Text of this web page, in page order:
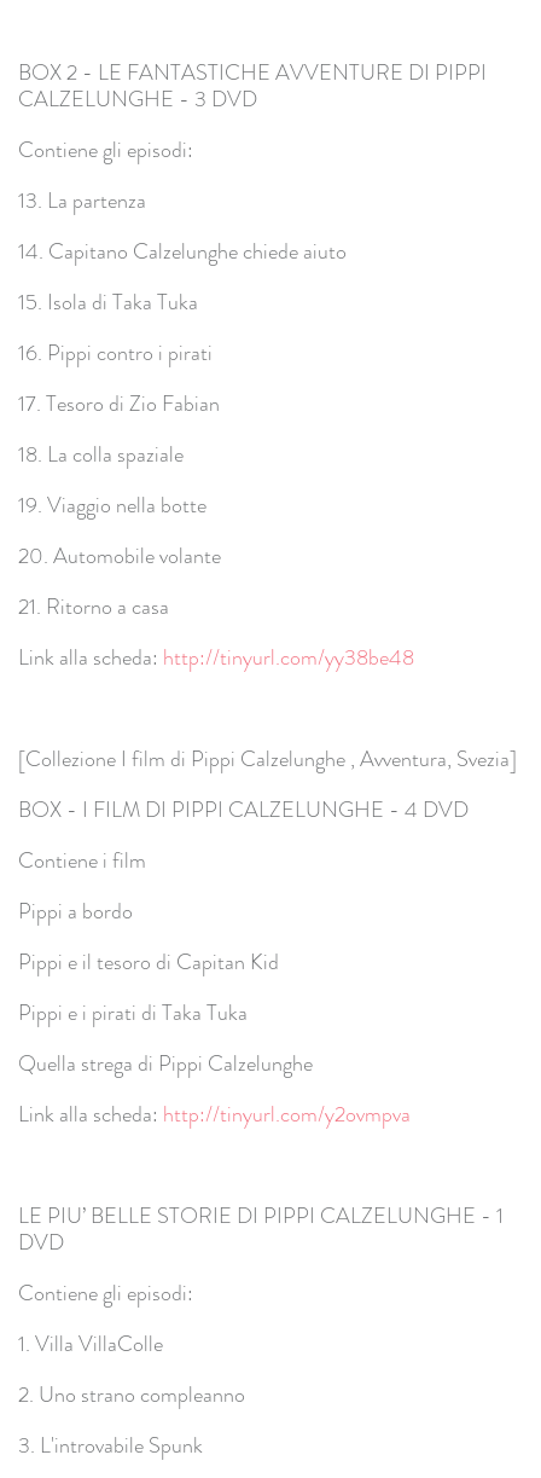
BOX 2 - LE FANTASTICHE AVVENTURE DI PIPPI
CALZELUNGHE - 3 DVD
Contiene gli episodi:
13. La partenza
14. Capitano Calzelunghe chiede aiuto
15. Isola di Taka Tuka
16. Pippi contro i pirati
17. Tesoro di Zio Fabian
18. La colla spaziale
19. Viaggio nella botte
20. Automobile volante
21. Ritorno a casa
Link alla scheda: http://tinyurl.com/yy38be48
[Collezione I film di Pippi Calzelunghe , Avventura, Svezia]
BOX - I FILM DI PIPPI CALZELUNGHE - 4 DVD
Contiene i film
Pippi a bordo
Pippi e il tesoro di Capitan Kid
Pippi e i pirati di Taka Tuka
Quella strega di Pippi Calzelunghe
Link alla scheda: http://tinyurl.com/y2ovmpva
LE PIU’ BELLE STORIE DI PIPPI CALZELUNGHE - 1
DVD
Contiene gli episodi:
1. Villa VillaColle
2. Uno strano compleanno
3. L'introvabile Spunk